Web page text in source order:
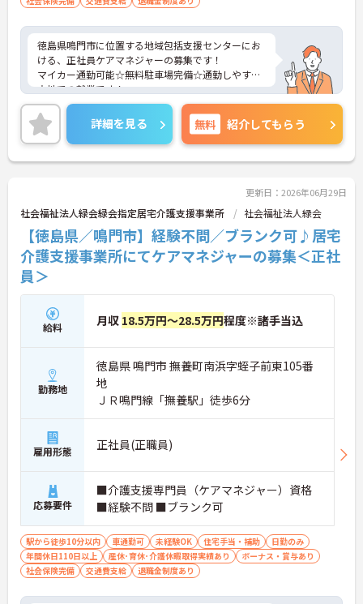
徳島県鳴門市に位置する地域包括支援センターにお
ける、正社員ケアマネジャーの募集です！
マイカー通勤可能☆無料駐車場完備☆通勤しやすい
立地での就業です！
ご興味ある方には、面接対策ポイントなど、さらに
詳細をお話しいたしますのでお気軽にご相談くださ
い。
詳細を見る 無料 紹介してもらう
更新日：2026年06月29日
社会福祉法人緑会緑会指定居宅介護支援事業所 社会福祉法人緑会
【徳島県／鳴門市】経験不問／ブランク可♪居宅
介護支援事業所にてケアマネジャーの募集＜正社
員＞
給料 月収 18.5万円～28.5万円程度※諸手当込
勤務地
徳島県 鳴門市 撫養町南浜字蛭子前東105番
地
ＪＲ鳴門線「撫養駅」徒歩6分
雇用形態 正社員(正職員)
応募要件
■介護支援専門員（ケアマネジャー）資格
■経験不問 ■ブランク可
駅から徒歩10分以内 車通勤可 未経験OK 住宅手当・補助
日勤のみ
年間休日110日以上
産休･育休･介護休暇取得実績あり
ボーナス・賞与あり
社会保険完備
交通費支給 退職金制度あり